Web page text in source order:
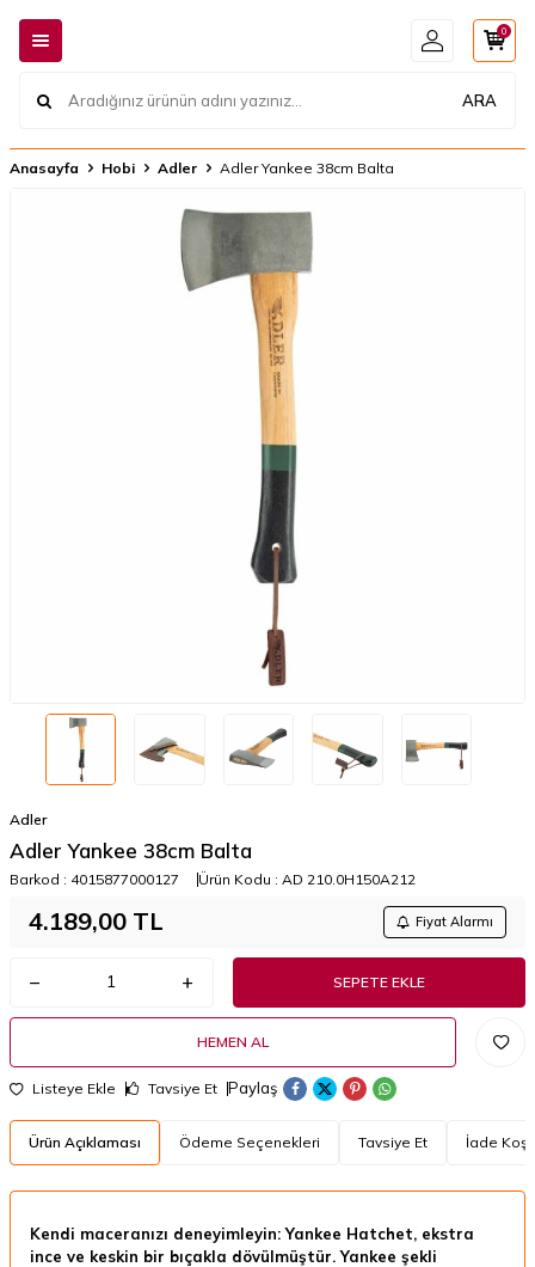
ARA
0
Anasayfa Hobi Adler Adler Yankee 38cm Balta
Adler
Adler Yankee 38cm Balta
Barkod : 4015877000127 Ürün Kodu : AD 210.0H150A212
4.189,00 TL Fiyat Alarmı
SEPETE EKLE
HEMEN AL
Listeye Ekle Tavsiye Et Paylaş
Ürün Açıklaması Ödeme Seçenekleri Tavsiye Et İade
Kendi maceranızı deneyimleyin: Yankee Hatchet, ekstra
ince ve keskin bir bıçakla dövülmüştür. Yankee şekli